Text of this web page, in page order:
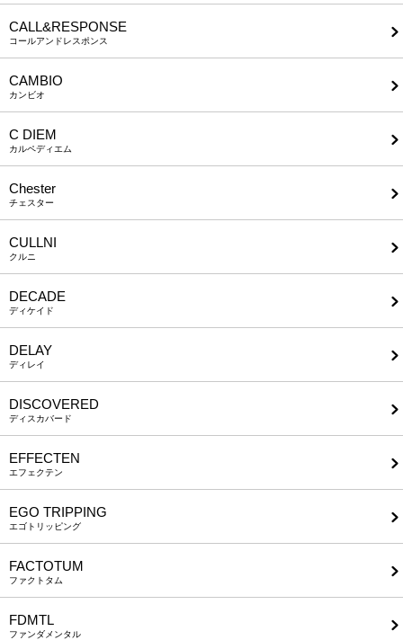
CALL&RESPONSE
コールアンドレスポンス
CAMBIO
カンビオ
C DIEM
カルペディエム
Chester
チェスター
CULLNI
クルニ
DECADE
ディケイド
DELAY
ディレイ
DISCOVERED
ディスカバード
EFFECTEN
エフェクテン
EGO TRIPPING
エゴトリッピング
FACTOTUM
ファクトタム
FDMTL
ファンダメンタル